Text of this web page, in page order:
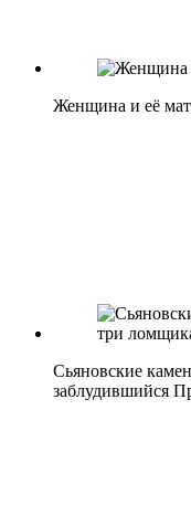
Женщина и её
Сьяновские
заблудившийся